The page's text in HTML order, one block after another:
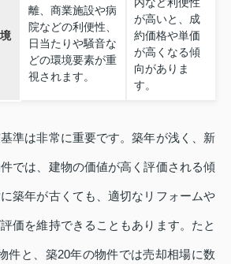
離、商業施設や病
院などの利便性、
日当たりや騒音な
どの環境要素が重
視されます。
内など利便性
が高いと、成
約価格や単価
が高くなる傾
向がありま
す。
準は非常に重要です。築年が浅く、新
では、建物の価値が高く評価される傾
築年が古くても、適切なリフォームや
価を維持できることもあります。たと
件と、築20年の物件では売却相場に数